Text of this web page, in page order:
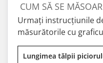
CUM SĂ SE
Urmați instrucțiunile
măsurătorile cu
Lungimea tălpii